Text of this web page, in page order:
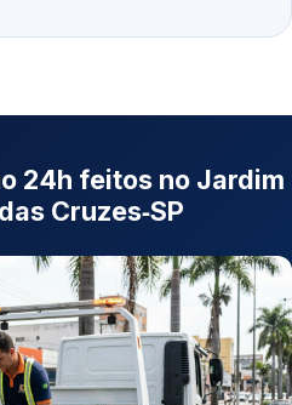
24h feitos no Jardim
Cruzes‑SP